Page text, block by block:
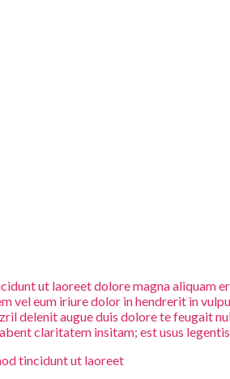
ut laoreet dolore magna aliquam
eum iriure dolor in hendrerit in
delenit augue duis dolore te feugait
claritatem insitam; est usus
tincidunt ut laoreet